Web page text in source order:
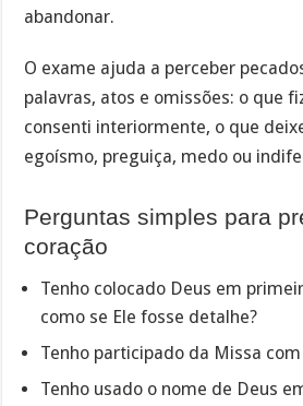
abandonar.
O exame ajuda a perceber
palavras, atos e omissões: o que
consenti interiormente, o que
egoísmo, preguiça, medo ou
Perguntas simples para
coração
Tenho colocado Deus em
como se Ele fosse detalhe?
Tenho participado da Missa
Tenho usado o nome de Deus